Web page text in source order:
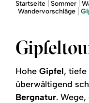
Region
Sie
sind
Startseite Sommer
Wandervorschläge
HoheGipfel, tiefe
überwältigend
Bergnatur.